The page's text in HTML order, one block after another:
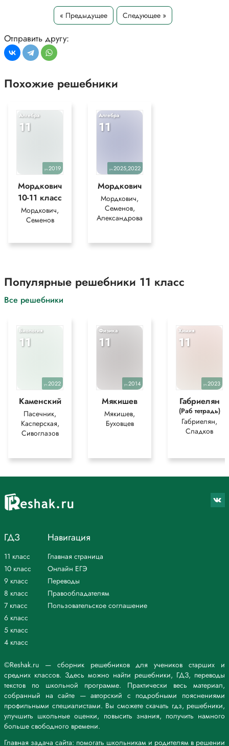
« Предыдущее Следующее »
Отправить другу:
Похожие решебники
Алгебра
11
уч.2019
Мордкович
10-11 класс
Мордкович,
Семенов
Алгебра
11
уч.2025,2022
Мордкович
Мордкович,
Семенов,
Александрова
Популярные решебники 11 класс
Все решебники
Биология
11
уч.2022
Каменский
Пасечник,
Касперская,
Сивоглазов
Физика
11
уч.2014
Мякишев
Мякишев,
Буховцев
Химия
11
уч.2023
Габриелян
(Раб тетрадь)
Габриелян,
Сладков
©Reshak.ru — сборник решебников для учеников старших и
средних классов. Здесь можно найти решебники, ГДЗ, переводы
текстов по школьной программе. Практически весь материал,
собранный на сайте — авторский с подробными пояснениями
профильными специалистами. Вы сможете скачать гдз, решебники,
улучшить школьные оценки, повысить знания, получить намного
больше свободного времени.
Главная задача сайта: помогать школьникам и родителям в решении
ГДЗ
11 класс
10 класс
9 класс
8 класс
7 класс
6 класс
5 класс
4 класс
Навигация
Главная страница
Онлайн ЕГЭ
Переводы
Правообладателям
Пользовательское соглашение